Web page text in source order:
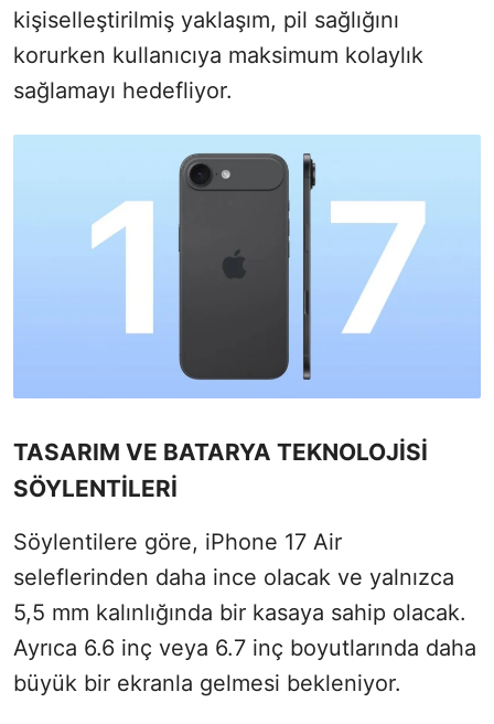
kişiselleştirilmiş yaklaşım, pil sağlığını
korurken kullanıcıya maksimum kolaylık
sağlamayı hedefliyor.
TASARIM VE BATARYA TEKNOLOJİSİ
SÖYLENTİLERİ
Söylentilere göre, iPhone 17 Air
seleflerinden daha ince olacak ve yalnızca
5,5 mm kalınlığında bir kasaya sahip olacak.
Ayrıca 6.6 inç veya 6.7 inç boyutlarında daha
büyük bir ekranla gelmesi bekleniyor.